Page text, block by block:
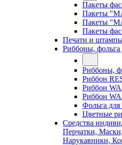
Пакеты
Пакеты
Пакеты
Пакеты
Печати и
Риббоны, фольга
Риббоны,
Риббон
Риббон
Риббон
Фольга для
Цветные
Средства
Перчатки,
Нарукавники,